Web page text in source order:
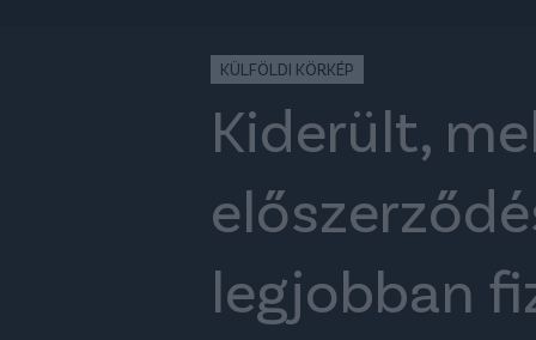
KÜLFÖLDI KÖRKÉP
Kiderült,
legjobban